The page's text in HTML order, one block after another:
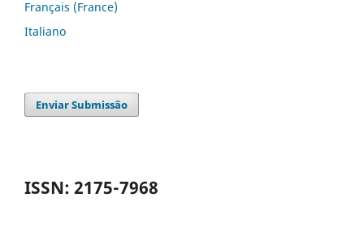
Français (France)
Italiano
Enviar Submissão
ISSN: 2175-7968